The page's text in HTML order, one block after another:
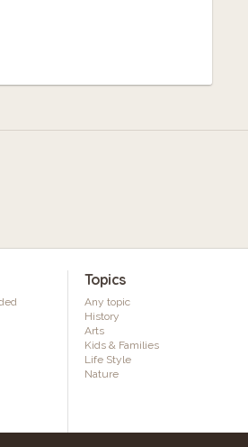
Topics
Any topic
History
Arts
Kids & Families
Life Style
Nature